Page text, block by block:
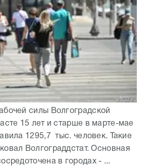
силы Волгоградской
15 лет и старше в марте-мае
1295,7 тыс. человек. Такие
Волгограддстат. Основная
в городах - ...